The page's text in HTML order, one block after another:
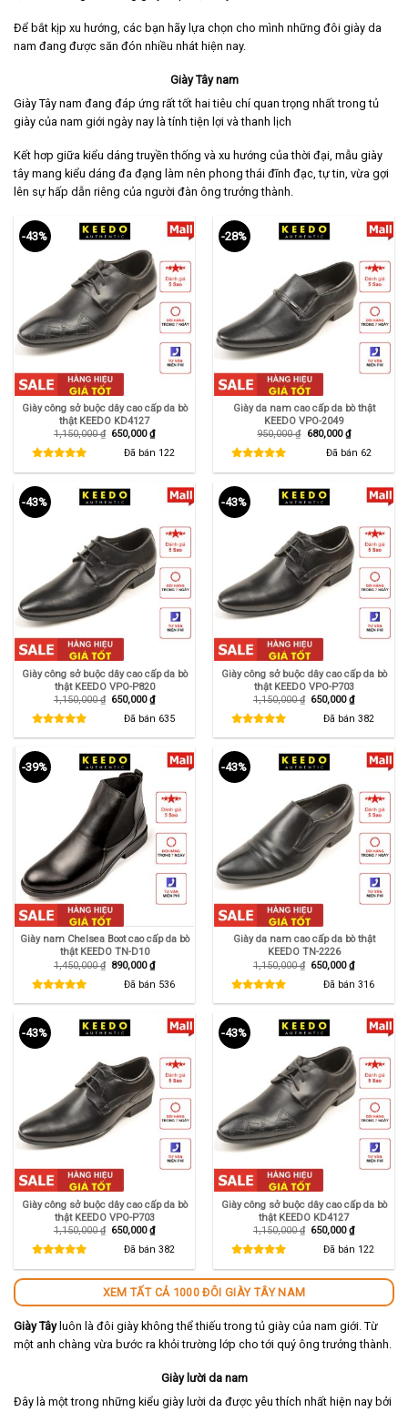
Để bắt kịp xu hướng, các bạn hãy lựa chọn cho mình những đôi giày da
nam đang được săn đón nhiều nhát hiện nay.
Giày Tây nam
Giày Tây nam đang đáp ứng rất tốt hai tiêu chí quan trọng nhất trong tủ
giày của nam giới ngày nay là tính tiện lợi và thanh lịch
Kết hơp giữa kiểu dáng truyền thống và xu hướng của thời đại, mẫu giày
tây mang kiểu dáng đa đạng làm nên phong thái đĩnh đạc, tự tin, vừa gợi
lên sự hấp dẫn riêng của người đàn ông trưởng thành.
-43%
Giày công sở buộc dây cao cấp da bò
thật KEEDO KD4127
1,150,000₫ Giá
650,000₫Giá
hiện
tại
Đã bán 122
-28%
Giày da nam cao cấp da bò thật
KEEDO VPO-2049
950,000₫ Giá
680,000₫Giá
hiện
tại
Đã bán 62
-43%
Giày công sở buộc dây cao cấp da bò
thật KEEDO VPO-P820
1,150,000₫ Giá
1,150,000 ₫.
650,000₫Giá
hiện
tại
là:
650,000 ₫.
Đã bán 635
-43%
Giày công sở buộc dây cao cấp da bò
thật KEEDO VPO-P703
1,150,000₫ Giá
1,150,000 ₫.
650,000₫Giá
hiện
tại
là:
650,000 ₫.
Đã bán 382
-39%
Giày nam Chelsea Boot cao cấp da bò
thật KEEDO TN-D10
1,450,000₫ Giá
1,450,000 ₫.
890,000₫Giá
hiện
tại
là:
Đã bán 536
-43%
Giày da nam cao cấp da bò thật
KEEDO TN-2226
1,150,000₫ Giá
1,150,000 ₫.
650,000₫Giá
hiện
tại
là:
Đã bán 316
-43%
Giày công sở buộc dây cao cấp da bò
thật KEEDO VPO-P703
1,150,000₫ Giá
650,000₫Giá
hiện
tại
Đã bán 382
-43%
Giày công sở buộc dây cao cấp da bò
thật KEEDO KD4127
1,150,000₫ Giá
650,000₫Giá
hiện
tại
Đã bán 122
XEM TẤT CẢ 1000 ĐÔI GIÀY TÂY NAM
Giày Tâyluôn là đôi giày không thể thiếu trong tủ giày của nam giới. Từ
một anh chàng vừa bước ra khỏi trường lớp cho tới quý ông trưởng thành.
Giày lười da nam
Đây là một trong những kiểu giày lười da được yêu thích nhất hiện nay bởi